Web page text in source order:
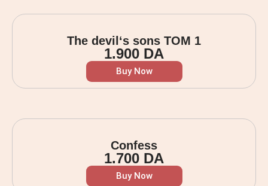
The devil‘s sons TOM 1
1.900 DA
Buy Now
Confess
1.700 DA
Buy Now